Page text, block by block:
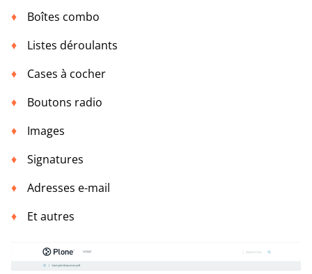
Boîtes combo
Listes déroulants
Cases à cocher
Boutons radio
Images
Signatures
Adresses e-mail
Et autres